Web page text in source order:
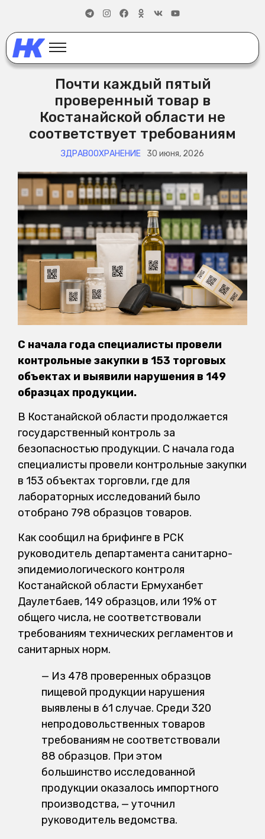
Почти каждый пятый
проверенный товар в
Костанайской области не
соответствует требованиям
ЗДРАВООХРАНЕНИЕ 30 июня, 2026
С начала года специалисты провели
контрольные закупки в 153 торговых
объектах и выявили нарушения в 149
образцах продукции.
В Костанайской области продолжается
государственный контроль за
безопасностью продукции. С начала года
специалисты провели контрольные закупки
в 153 объектах торговли, где для
лабораторных исследований было
отобрано 798 образцов товаров.
Как сообщил на брифинге в РСК
руководитель департамента санитарно-
эпидемиологического контроля
Костанайской области Ермуханбет
Даулетбаев, 149 образцов, или 19% от
общего числа, не соответствовали
требованиям технических регламентов и
санитарных норм.
— Из 478 проверенных образцов
пищевой продукции нарушения
выявлены в 61 случае. Среди 320
непродовольственных товаров
требованиям не соответствовали
88 образцов. При этом
большинство исследованной
продукции оказалось импортного
производства, — уточнил
руководитель ведомства.